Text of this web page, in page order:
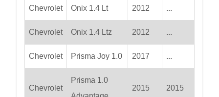
Chevrolet Onix 1.4 Lt 2012 ...
Chevrolet Onix 1.4 Ltz 2012 ...
Chevrolet Prisma Joy 1.0 2017 ...
Chevrolet
Prisma 1.0
2015 2015